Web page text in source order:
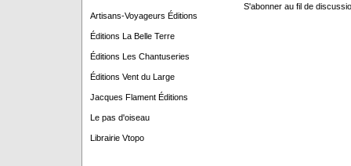
Artisans-Voyageurs Éditions
Éditions La Belle Terre
Éditions Les Chantuseries
Éditions Vent du Large
Jacques Flament Éditions
Le pas d'oiseau
Librairie Vtopo
S'abonner au fil de